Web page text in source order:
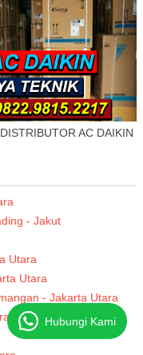
AC DAIKIN
- Jakut
Utara
Utara
- Jakarta Utara
Hubungi Kami